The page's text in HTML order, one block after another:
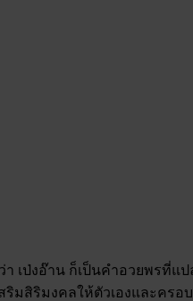
า เป่งอ๊าน ก็เป็นคำอวยพรที่
มสิริมงคลให้ตัวเองและครอ